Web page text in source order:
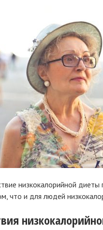
низкокалорийной
что и для людей